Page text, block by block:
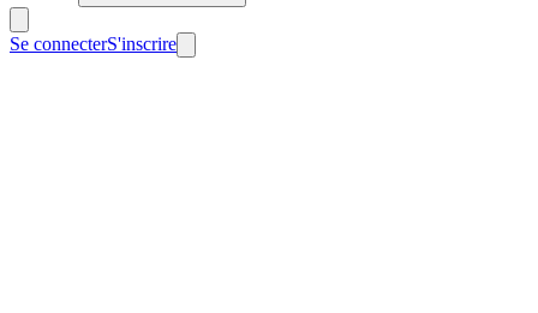
Se connecterS'inscrire